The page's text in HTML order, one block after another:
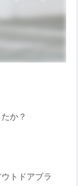
か？
トドアブラ